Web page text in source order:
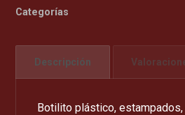
Categorías
Descripción
Botilito plástico,